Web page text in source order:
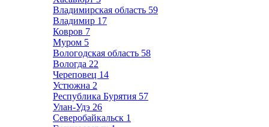
Владимирская область 59
Владимир 17
Ковров 7
Муром 5
Вологодская область 58
Вологда 22
Череповец 14
Устюжна 2
Республика Бурятия 57
Улан-Удэ 26
Северобайкальск 1